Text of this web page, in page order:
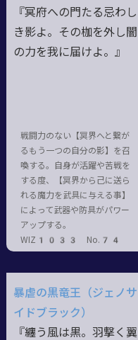
『冥府への門たる忌わし
き影よ。その枷を外し闇
の力を我に届けよ。』
戦闘力のない【冥界へと繋が
るもう一つの自分の影】を召
喚する。自身が活躍や苦戦を
する度、【冥界から己に送ら
れる魔力を武具に与える事】
によって武器や防具がパワー
アップする。
WIZ1033 No.74
暴虐の黒竜王（ジェノサ
イドブラック）
『纏う風は黒。羽撃く翼